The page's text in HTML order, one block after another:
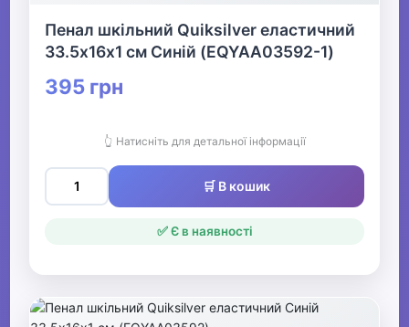
Пенал шкільний Quiksilver еластичний
33.5х16х1 см Синій (EQYAA03592-1)
395 грн
👆 Натисніть для детальної інформації
🛒 В кошик
✅ Є в наявності